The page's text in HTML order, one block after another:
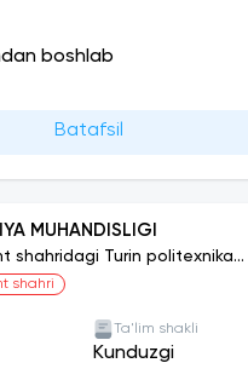
boshlab
Batafsil
MUHANDISLIGI
shahridagi Turin politexnika
shahri
Ta'lim shakli
Kunduzgi